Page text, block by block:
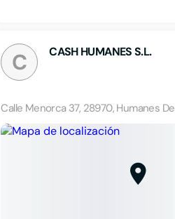
C CASH HUMANES S.L.
Calle Menorca 37, 28970, Humanes